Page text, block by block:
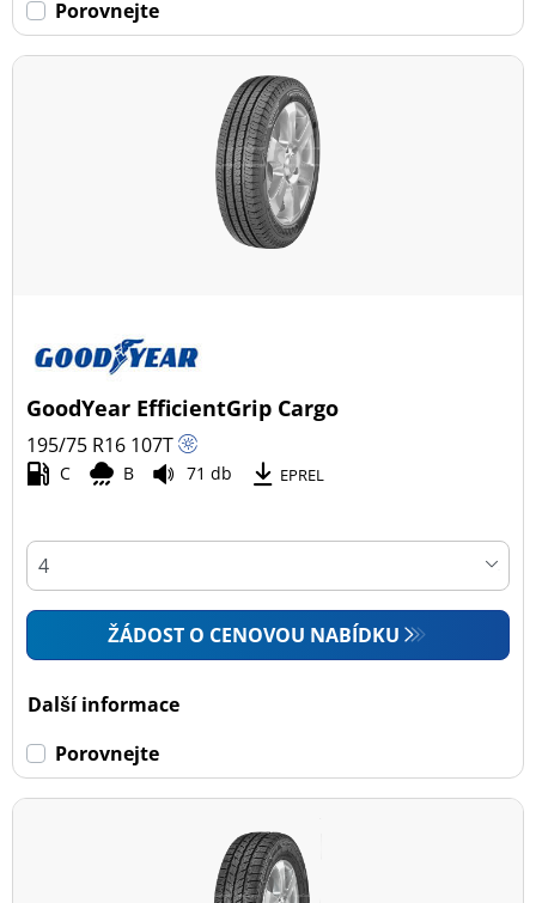
Porovnejte
GoodYear EfficientGrip Cargo
195/75 R16 107T
C B 71 db EPREL
ŽÁDOST O CENOVOU NABÍDKU
Další informace
Porovnejte